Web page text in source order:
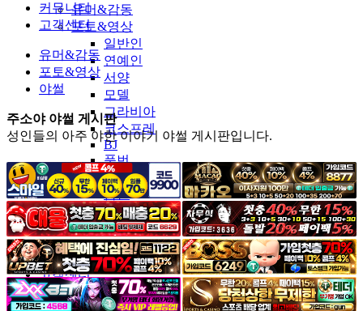
유머&감동
포토&영상
일반인
연예인
서양
모델
그라비아
코스프레
BJ
품번
후방주의
움짤
스포츠
기타
야썰
고객센터
공지&이벤트
커뮤니티
고객센터
유머&감동
포토&영상
야썰
주소야 야썰 게시판
성인들의 아주 야한 이야기 야썰 게시판입니다.